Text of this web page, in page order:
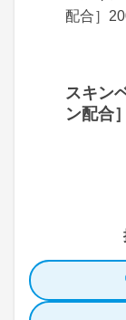
スキン
ン配合